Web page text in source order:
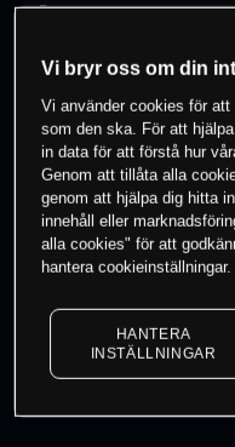
-
0% av
instrument
Priserna är endast
Vi bryr oss om din
Vi använder cookies för
som den ska. För att
in data för att förstå hur
Genom att tillåta alla
genom att hjälpa dig hitta
innehåll eller
alla cookies" för att
hantera
HANTERA
INSTÄLLNINGAR